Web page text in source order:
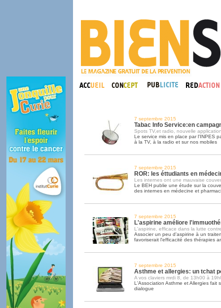
7 septembre 2015
Tabac Info Service:en
Spots TV,et radio, nouvelle
Le service mis en place par l'INPES
à la TV, à la radio et sur nos mobiles
7 septembre 2015
ROR: les éttudiants en
Les internes ont une mauvaise
Le BEH publie une étude sur la
des internes en médecine et
7 septembre 2015
L'aspirine améliore
L'aspirine, efficace dans la lutte
Associer un peu d'aspirine à un
favoriserait l'efficacité des thérapies
7 septembre 2015
Asthme et allergies: un tchat
A vos claviers mrdi 8, de 13h00 à
L'Association Asthme et Allergies fait
dialogue